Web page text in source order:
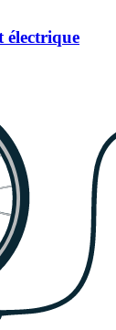
électrique